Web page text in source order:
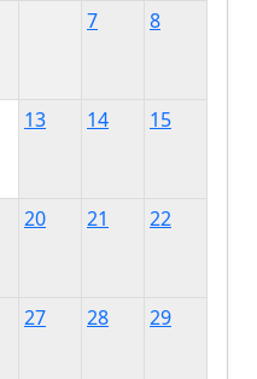
7 8
13 14 15
20 21 22
27 28 29